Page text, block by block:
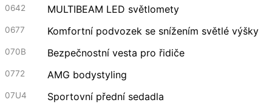
0642 MULTIBEAM LED světlomety
0677 Komfortní podvozek se snížením světlé výšky
070B Bezpečnostní vesta pro řidiče
0772 AMG bodystyling
07U4 Sportovní přední sedadla